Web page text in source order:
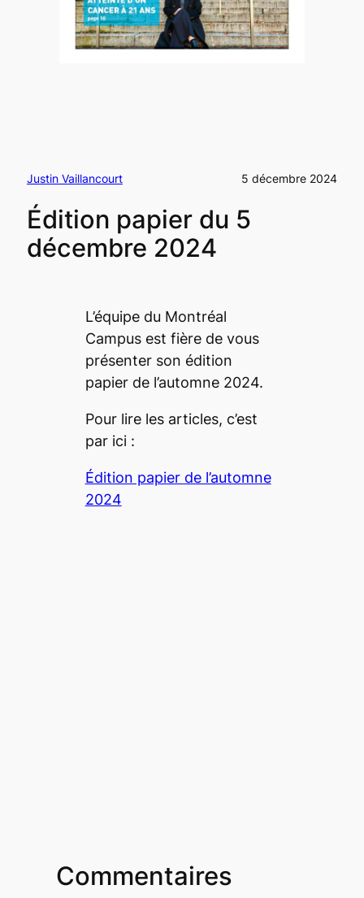
Justin Vaillancourt 5 décembre 2024
Édition papier du 5
décembre 2024
L’équipe du Montréal
Campusest fière de vous
présenter son édition
papier de l’automne 2024.
Pour lire les articles, c’est
par ici :
Édition papier de l’automne
2024
Commentaires